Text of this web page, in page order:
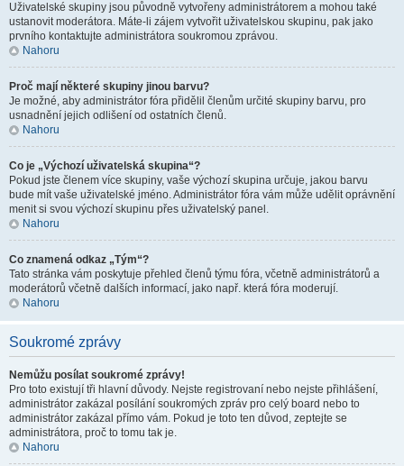
Uživatelské skupiny jsou původně vytvořeny administrátorem a mohou také
ustanovit moderátora. Máte-li zájem vytvořit uživatelskou skupinu, pak jako
prvního kontaktujte administrátora soukromou zprávou.
Nahoru
Proč mají některé skupiny jinou barvu?
Je možné, aby administrátor fóra přidělil členům určité skupiny barvu, pro
usnadnění jejich odlišení od ostatních členů.
Nahoru
Co je „Výchozí uživatelská skupina“?
Pokud jste členem více skupiny, vaše výchozí skupina určuje, jakou barvu
bude mít vaše uživatelské jméno. Administrátor fóra vám může udělit oprávnění
menit si svou výchozí skupinu přes uživatelský panel.
Nahoru
Co znamená odkaz „Tým“?
Tato stránka vám poskytuje přehled členů týmu fóra, včetně administrátorů a
moderátorů včetně dalších informací, jako např. která fóra moderují.
Nahoru
Soukromé zprávy
Nemůžu posílat soukromé zprávy!
Pro toto existují tři hlavní důvody. Nejste registrovaní nebo nejste přihlášení,
administrátor zakázal posílání soukromých zpráv pro celý board nebo to
administrátor zakázal přímo vám. Pokud je toto ten důvod, zeptejte se
administrátora, proč to tomu tak je.
Nahoru